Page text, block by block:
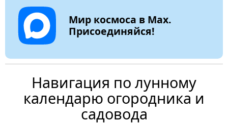
Мир космоса в Max.
Присоединяйся!
Навигация по лунному
календарю огородника и
садовода